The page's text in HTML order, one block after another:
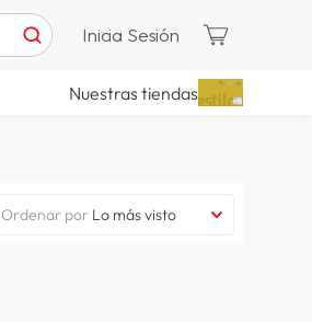
Inicia Sesión
Nuestras tiendas
Ordenar por Lo más visto